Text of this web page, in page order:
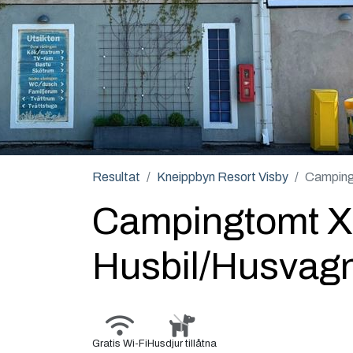
Resultat Kneippbyn Resort Visby
Campingtomt
Husbil/
Gratis Wi-Fi Husdjur tillåtna